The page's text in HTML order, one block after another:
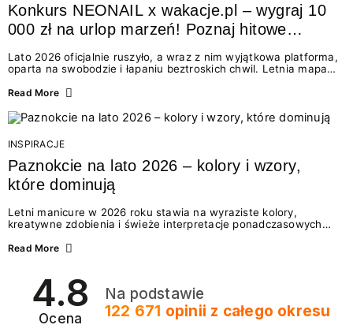
Konkurs NEONAIL x wakacje.pl – wygraj 10
000 zł na urlop marzeń! Poznaj hitowe
Lato 2026 oficjalnie ruszyło, a wraz z nim wyjątkowa platforma,
oparta na swobodzie i łapaniu beztroskich chwil. Letnia mapa
doświadczenia wakacji – od spontanicznych wyjazdów, przez
Motywem przewodnim jest eksplorowanie i kolekcjonowanie
letnich momentów. Z tej okazji przygotowaliśmy coś absolutnie
wyjątkowego: wielki konkurs z wakacje.pl oraz dawkę
najgorętszych trendów w...
Read More
INSPIRACJE
Paznokcie na lato 2026 – kolory i wzory,
które dominują
Letni manicure w 2026 roku stawia na wyraziste kolory,
kreatywne zdobienia i świeże interpretacje ponadczasowych
zarówno energetycznych odcieni inspirowanych wakacjami, jak
2026? Znajdź inspirację dla swojego manicure!
Read More
4.8
Ocena
Na podstawie
122 671 opinii z całego okresu